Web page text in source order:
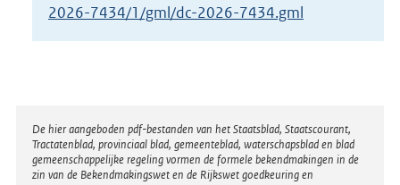
2026-7434/1/gml/dc-2026-7434.gml
Disclaimer
De hier aangeboden pdf-bestanden van het Staatsblad, Staatscourant,
Tractatenblad, provinciaal blad, gemeenteblad, waterschapsblad en blad
gemeenschappelijke regeling vormen de formele bekendmakingen in de
zin van de Bekendmakingswet en de Rijkswet goedkeuring en